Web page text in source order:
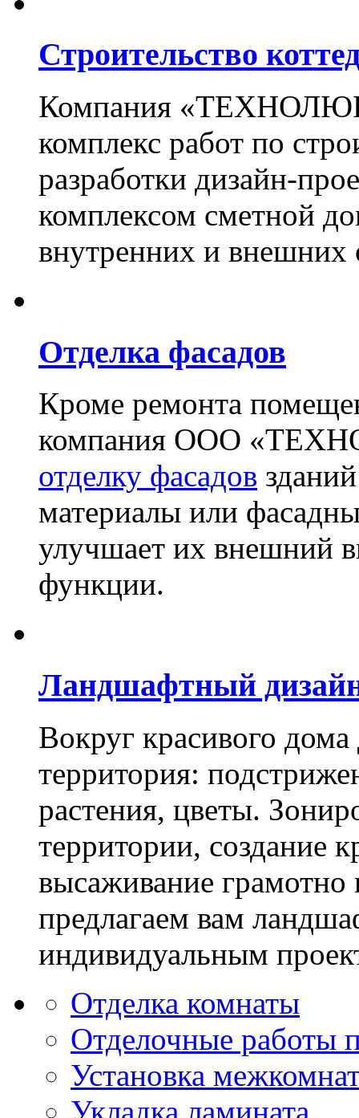
Строительство
Компания
комплекс работ по
разработки дизайн-
комплексом сметной
внутренних и внешних
Отделка фасадов
Кроме ремонта
компания ООО
отделку фасадов
материалы или
улучшает их внешний
функции.
Ландшафтный
Вокруг красивого
территория:
растения, цветы.
территории, создание
высаживание
предлагаем вам
индивидуальным
Отделка комнаты
Отделочные работы
Установка
Укладка ламината